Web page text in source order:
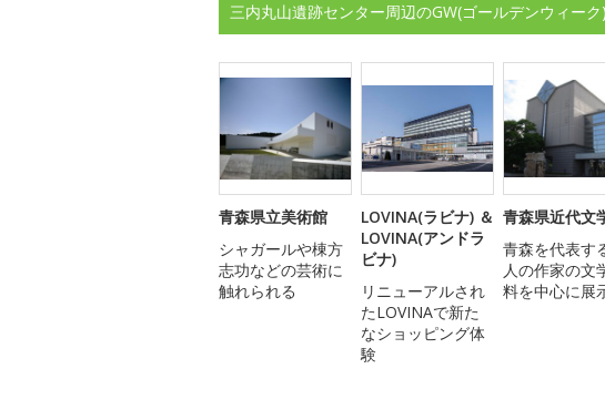
三内丸山遺跡センター周辺のGW(ゴールデンウィー
青森県立美術館
シャガールや棟方
志功などの芸術に
触れられる
LOVINA(ラビナ) ＆
LOVINA(アンドラ
ビナ)
リニューアルされ
たLOVINAで新た
なショッピング体
験
青森県近代文
青森を代表す
人の作家の文
料を中心に展